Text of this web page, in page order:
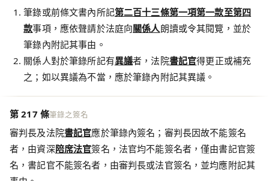
筆錄或前條文書內所記第二百十三條第一項第一款至第四
款事項，應依聲請於法庭向關係人朗讀或令其閱覽，並於
筆錄內附記其事由。
關係人對於筆錄所記有異議者，法院書記官得更正或補充
之；如以異議為不當，應於筆錄內附記其異議。
第 217 條筆錄之簽名
審判長及法院書記官應於筆錄內簽名；審判長因故不能簽名
者，由資深陪席法官簽名，法官均不能簽名者，僅由書記官簽
名，書記官不能簽名者，由審判長或法官簽名，並均應附記其